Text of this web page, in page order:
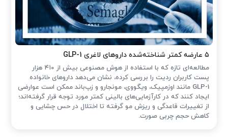
۵ عارضه کمتر شناخته‌شده داروهای لاغری GLP-1
مطالعه‌ای تازه که با استفاده از هوش مصنوعی بیش از ۴۱۰ هزار
پست کاربران ردیت را بررسی کرده، نشان می‌دهد داروهای خانواده
GLP-1 مانند اوزمپیک، ویگووی، مونجارو و زپ‌باند ممکن است عوارضی
ایجاد کنند که در کارآزمایی‌های بالینی کمتر مورد توجه قرار گرفته‌اند؛
از تغییرات قاعدگی و ریزش مو گرفته تا اختلال در حس چشایی و
کاهش حجم چربی صورت.